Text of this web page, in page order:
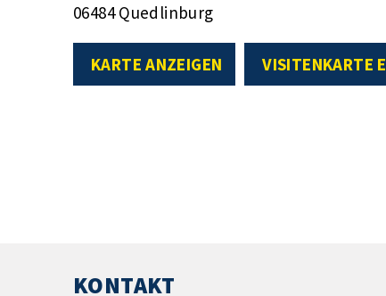
06484 Quedlinburg
KARTE ANZEIGEN VISITENKARTE
KONTAKT